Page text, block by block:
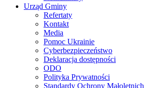
Urząd Gminy
Refertaty
Kontakt
Media
Pomoc Ukrainie
Cyberbezpieczeństwo
Deklaracja dostępności
ODO
Polityka Prywatności
Standardy Ochrony Małoletnich